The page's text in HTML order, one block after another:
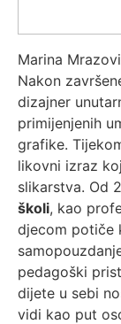
Marina
Nakon
dizajner
primijenjenih
grafike.
likovni izraz
slikarstva. Od
školi, kao
djecom potiče
pedagoški
dijete u sebi
vidi kao put